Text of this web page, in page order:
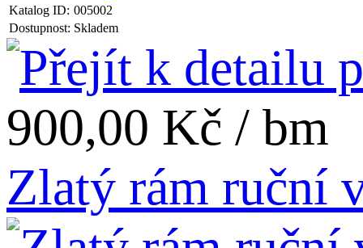
Katalog ID: 005002
Dostupnost: Skladem
900,00 Kč / bm
Zlatý rám ruční